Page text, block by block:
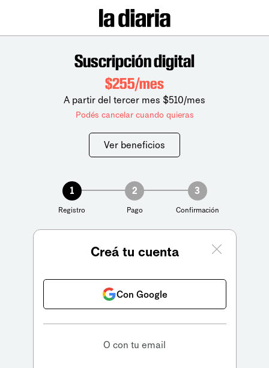
Suscripción digital
$255/mes
A partir del tercer mes $510/mes
Podés cancelar cuando quieras
Ver beneficios
1
Registro
2
Pago
3
Confirmación
Creá tu cuenta
Con Google
O con tu email